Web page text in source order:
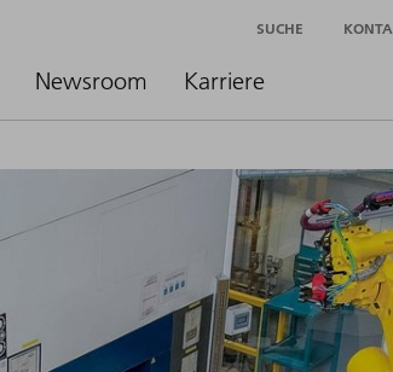
Newsroom Karriere
SUCHE